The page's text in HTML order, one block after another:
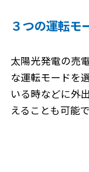
３つの運転モ
太陽光発電の売
な運転モードを
いる時などに外
えることも可能で